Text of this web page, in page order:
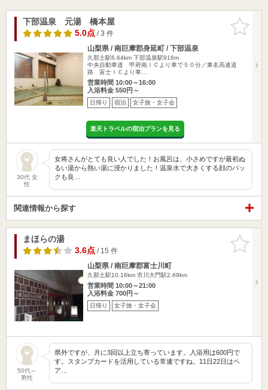
お気に入
りに追加
下部温泉 元湯 橋本屋
5.0点/ 3 件
山梨県 / 南巨摩郡身延町 / 下部温泉
久那土駅6.64km 下部温泉駅916m
中央自動車道 甲府南ＩＣより車で５０分／東名高速道
路 富士ＩＣより車…
営業時間 10:00～16:00
入浴料金 550円～
日帰り 宿泊 女子旅・女子会
楽天トラベルの宿泊プランを見る
30代 女
性
女将さんがとても良い人でした！お風呂は、小さめですが最初ぬ
るい湯から熱い湯に浸かりました！温泉水で大きくする顔のパッ
クも良…
関連情報から探す
お気に入
りに追加
まほらの湯
3.6点/ 15 件
山梨県 / 南巨摩郡富士川町
久那土駅10.16km 市川大門駅2.69km
営業時間 10:00～21:00
入浴料金 700円～
日帰り 女子旅・女子会
50代～
男性
県外ですが、月に3回以上立ち寄っています。入浴用は600円で
す。スタンプカードを活用している常連ですね。11日22日はペ
ア…